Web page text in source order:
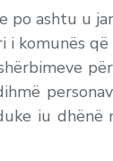
po ashtu u
i komunës
iu